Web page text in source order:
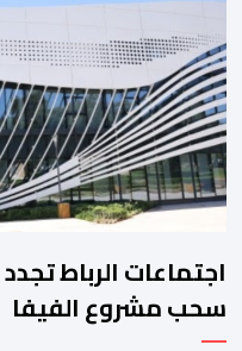
مشروع من نوعه في ظل ولايته
ارتكزت على 4
التسيير، بل وتقييد التوظيف إلا
اجتماعات الرباط
سحب مشروع الفيفا